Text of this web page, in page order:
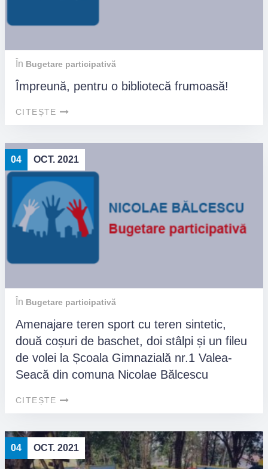
În Bugetare participativă
Împreună, pentru o bibliotecă frumoasă!
CITEȘTE
04 OCT. 2021
În Bugetare participativă
Amenajare teren sport cu teren sintetic,
două coșuri de baschet, doi stâlpi și un fileu
de volei la Școala Gimnazială nr.1 Valea-
Seacă din comuna Nicolae Bălcescu
CITEȘTE
04 OCT. 2021